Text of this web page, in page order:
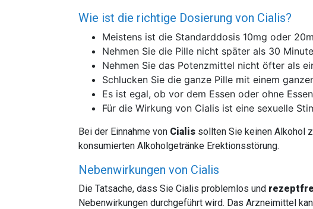
Wie ist die richtige Dosierung von Cialis?
Meistens ist die Standarddosis 10mg oder
Nehmen Sie die Pille nicht später als 30
Nehmen Sie das Potenzmittel nicht öfter als
Schlucken Sie die ganze Pille mit einem
Es ist egal, ob vor dem Essen oder ohne
Für die Wirkung von Cialis ist eine sexuelle
Bei der Einnahme von Cialis sollten Sie keinen Alkohol
konsumierten Alkoholgetränke Erektionsstörung.
Nebenwirkungen von Cialis
Die Tatsache, dass Sie Cialis problemlos und
Nebenwirkungen durchgeführt wird. Das Arzneimittel